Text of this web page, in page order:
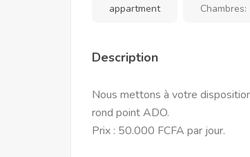
appartment Chambres:
Description
Nous mettons à votre
rond point ADO.
Prix : 50.000 FCFA par jour.